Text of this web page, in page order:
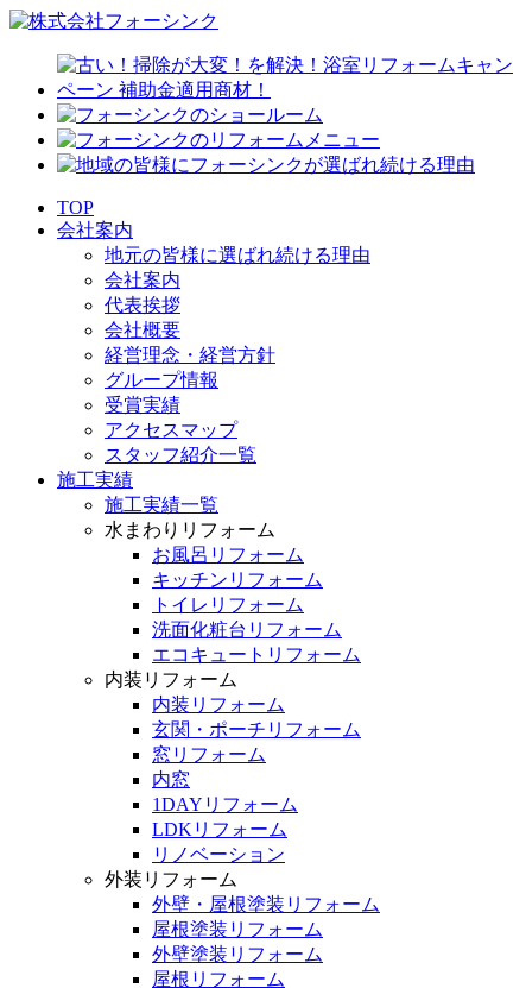
TOP
会社案内
地元の皆様に選ばれ続ける理由
会社案内
代表挨拶
会社概要
経営理念・経営方針
グループ情報
受賞実績
アクセスマップ
スタッフ紹介一覧
施工実績
施工実績一覧
水まわりリフォーム
お風呂リフォーム
キッチンリフォーム
トイレリフォーム
洗面化粧台リフォーム
エコキュートリフォーム
内装リフォーム
内装リフォーム
玄関・ポーチリフォーム
窓リフォーム
内窓
1DAYリフォーム
LDKリフォーム
リノベーション
外装リフォーム
外壁・屋根塗装リフォーム
屋根塗装リフォーム
外壁塗装リフォーム
屋根リフォーム